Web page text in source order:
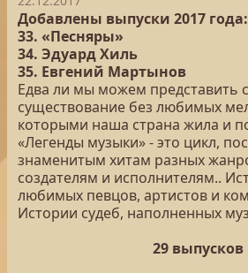
Добавлены выпуски 2017 года:
33. «Песняры»
34. Эдуард Хиль
35. Евгений Мартынов
Едва ли мы можем представить
существование без любимых
которыми наша страна жила и
«Легенды музыки» - это цикл,
знаменитым хитам разных
создателям и исполнителям..
любимых певцов, артистов и
Истории судеб, наполненных
29 выпусков